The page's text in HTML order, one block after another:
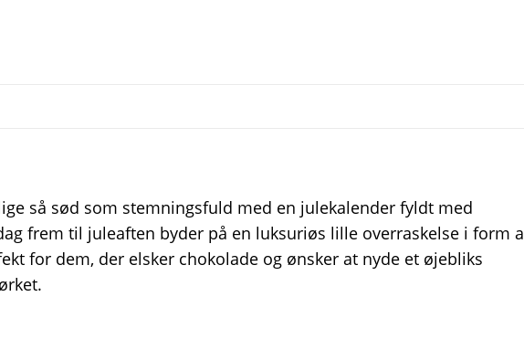
så sød som stemningsfuld med en julekalender fyldt med
frem til juleaften byder på en luksuriøs lille overraskelse i form
for dem, der elsker chokolade og ønsker at nyde et øjebliks